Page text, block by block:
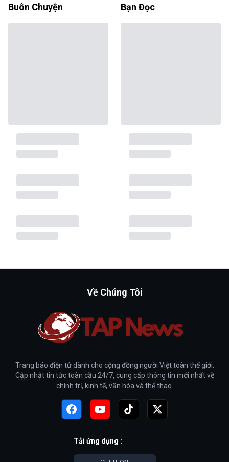
Buôn Chuyện Bạn Đọc
Về Chúng Tôi
Trang báo điện tử dành cho cộng đồng người Việt toàn thế giới.
Cập nhật tin tức toàn cầu 24/7, cung cấp thông tin mới nhất về
chính trị, kinh tế, văn hóa và thể thao.
Tải ứng dụng :